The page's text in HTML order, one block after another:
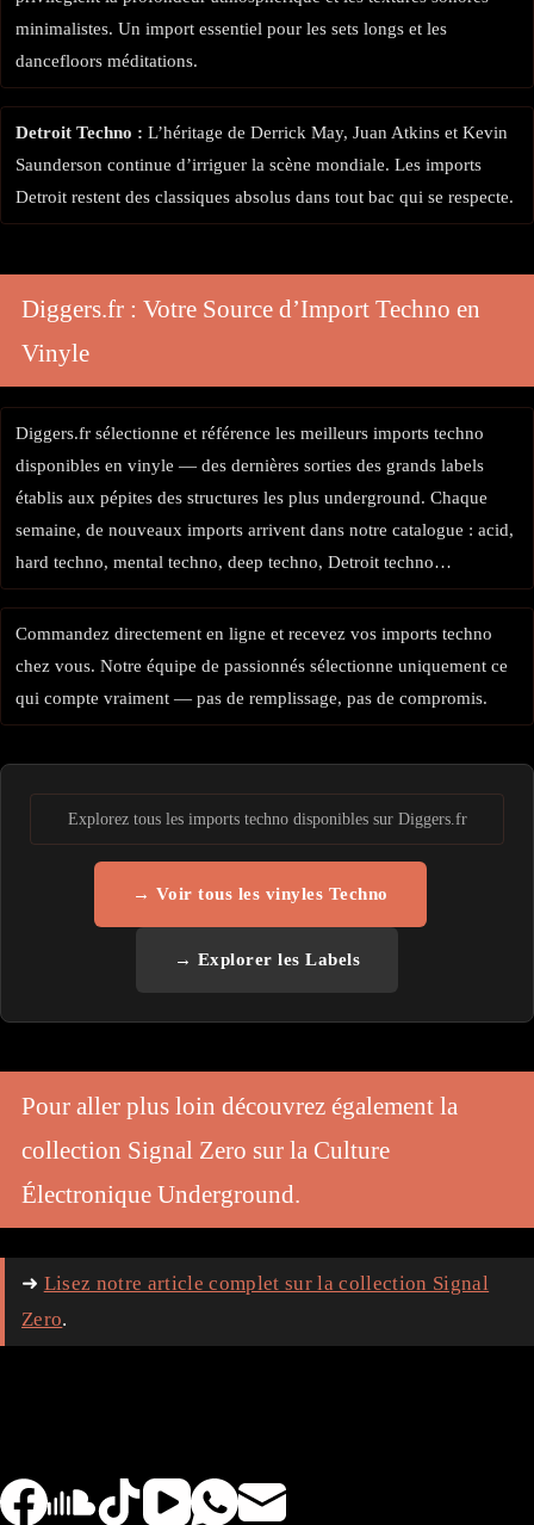
minimalistes. Un import essentiel pour les sets longs et les
dancefloors méditations.
Detroit Techno : L’héritage de Derrick May, Juan Atkins et Kevin
Saunderson continue d’irriguer la scène mondiale. Les imports
Detroit restent des classiques absolus dans tout bac qui se respecte.
Diggers.fr : Votre Source d’Import Techno en
Vinyle
Diggers.fr sélectionne et référence les meilleurs imports techno
disponibles en vinyle — des dernières sorties des grands labels
établis aux pépites des structures les plus underground. Chaque
semaine, de nouveaux imports arrivent dans notre catalogue : acid,
hard techno, mental techno, deep techno, Detroit techno…
Commandez directement en ligne et recevez vos imports techno
chez vous. Notre équipe de passionnés sélectionne uniquement ce
qui compte vraiment — pas de remplissage, pas de compromis.
Explorez tous les imports techno disponibles sur Diggers.fr
→ Voir tous les vinyles Techno
→ Explorer les Labels
Pour aller plus loin découvrez également la
collection Signal Zero sur la Culture
Électronique Underground.
➜ Lisez notre article complet sur la collection Signal
Zero.